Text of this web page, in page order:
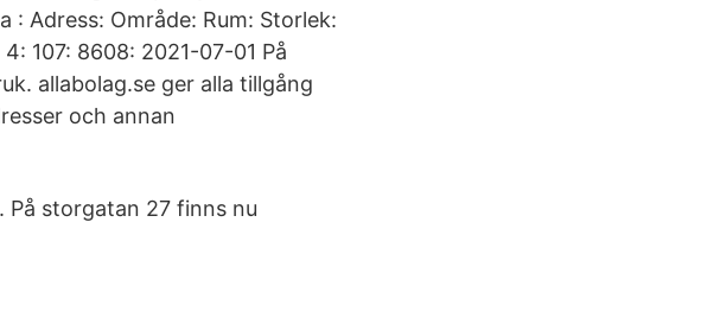
: Adress: Område: Rum: Storlek:
107: 8608: 2021-07-01 På
allabolag.se ger alla tillgång
och annan
På storgatan 27 finns nu